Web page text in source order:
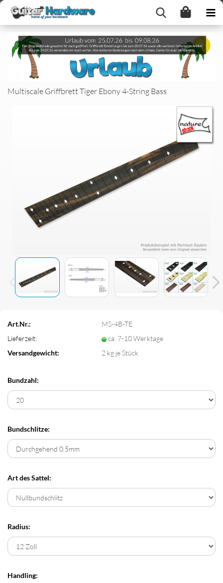
Multiscale Griffbrett Tiger Ebony 4-String Bass
Art.Nr.:
MS-4B-TE
Lieferzeit:
ca. 7-10 Werktage
Versandgewicht:
2 kg je Stück
Bundzahl:
Bundschlitze:
Art des Sattel:
Radius:
Handling: